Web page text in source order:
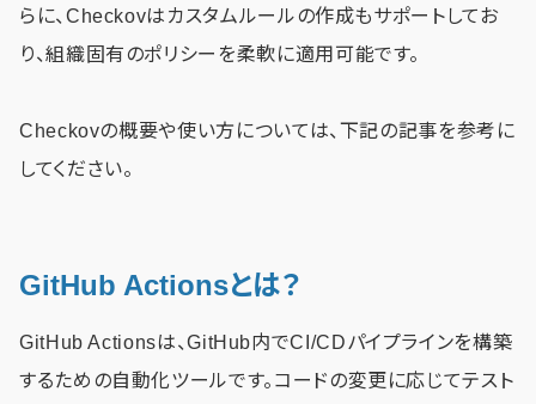
らに、Checkovはカスタムルールの作成もサポートしてお
り、組織固有のポリシーを柔軟に適用可能です。
Checkovの概要や使い方については、下記の記事を参考に
してください。
GitHub Actionsとは？
GitHub Actionsは、GitHub内でCI/CDパイプラインを構築
するための自動化ツールです。コードの変更に応じてテスト